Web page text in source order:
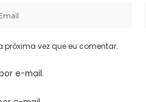
vez que eu comentar.
e-mail.